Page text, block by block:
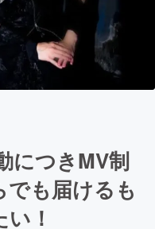
につきMV制
も届けるも
！